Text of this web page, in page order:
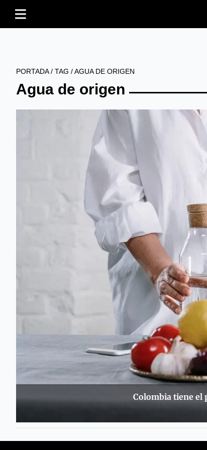
PORTADA/ TAG /AGUA DE ORIGEN
Agua de origen
Colombia tiene el